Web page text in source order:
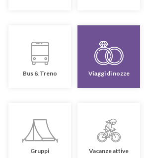
Bus & Treno Viaggi di nozze
Gruppi Vacanze attive